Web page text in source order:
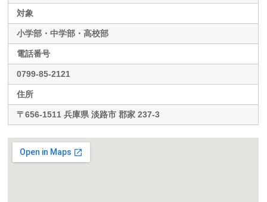
対象
小学部・中学部・高校部
電話番号
0799-85-2121
住所
〒656-1511 兵庫県 淡路市 郡家 237-3